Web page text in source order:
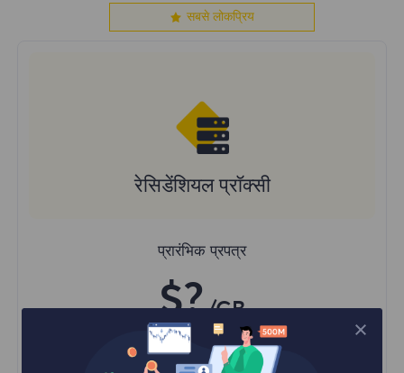
सबसे लोकप्रिय
रेसिडेंशियल प्रॉक्सी
प्रारंभिक प्रपत्र
$?/GB